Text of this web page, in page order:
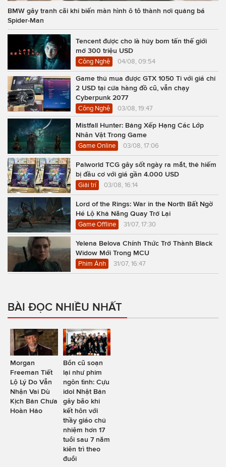
BMW gây tranh cãi khi biến màn hình ô tô thành nơi quảng bá
Spider-Man
Tencent được cho là hủy bom tấn thế giới
mở 300 triệu USD
Công Nghệ 04/08, 09:54
Game thủ mua được GTX 1050 Ti với giá chỉ
2 USD tại cửa hàng đồ cũ, vẫn chạy
Cyberpunk 2077
Công Nghệ 03/08, 19:47
Mistfall Hunter: Bảng Xếp Hạng Các Lớp
Nhân Vật Trong Game
Game Online 03/08, 17:06
Palworld TCG gây sốt ngày ra mắt, thẻ hiếm
bị đầu cơ với giá gần 4.000 USD
Giải trí 03/08, 16:14
Lord of the Rings: War in the North Bất Ngờ
Hé Lộ Khả Năng Quay Trở Lại
Game Offline 31/07, 17:30
Yelena Belova Chính Thức Trở Thành Black
Widow Mới Trong MCU
Phim Ảnh 31/07, 16:47
BÀI ĐỌC NHIỀU NHẤT
Morgan
Freeman Tiết
Lộ Lý Do Vẫn
Nhận Vai Dù
Kịch Bản Chưa
Hoàn Hảo
Bổn cũ soạn
lại như phim
ngôn tình: Cựu
idol Nhật Bản
gây bão khi
kết hôn với
thầy giáo chủ
nhiệm hơn 17
tuổi sau 7 năm
kiên trì theo
đuổi